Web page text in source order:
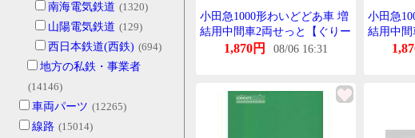
南海電気鉄道 (1320)
山陽電気鉄道 (129)
西日本鉄道(西鉄) (694)
地方の私鉄・事業者
(14146)
車両パーツ (12265)
線路 (15014)
小田急1000形わいどどあ車 増
結用中間車2両せっと【ぐりー
んまっくす・445B】「鉄道模
1,870円 08/06 16:31
小田急
結用中間
ーんま